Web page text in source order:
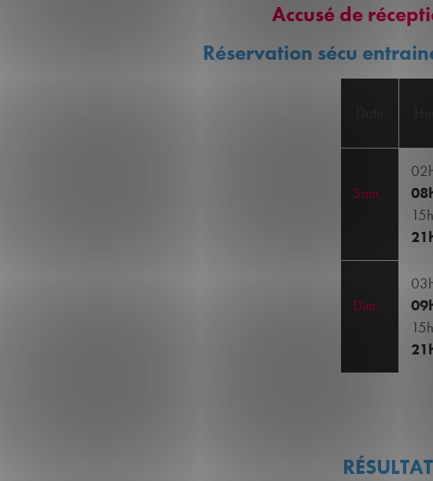
Accusé de
Réservation sécu
Sam.
Dim.